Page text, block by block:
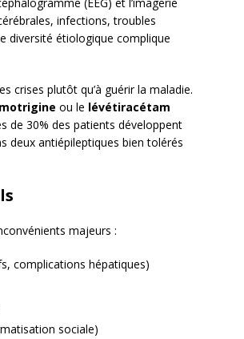
infections, troubles
diversité étiologique complique
crises plutôt qu’à guérir la maladie.
ou le lévétiracétam
de 30% des patients développent
deux antiépileptiques bien tolérés
majeurs :
complications hépatiques)
sociale)